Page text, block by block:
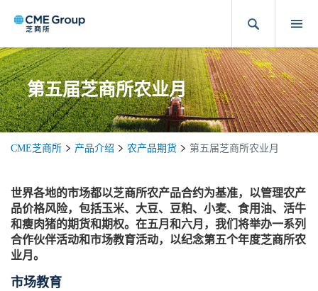
第五届芝商所农业月
CME芝商所 产品介绍 农产品期货 第五届芝商所农业月
世界各地的市场都以芝商所农产品合约为基准，以管理农产
品价格风险，包括玉米、大豆、豆粕、小麦、食用油、活牛
和瘦肉猪的期货和期权。在五月和六月，我们将举办一系列
合作伙伴活动和市场教育活动，以纪念第五个年度芝商所农
业月。
市场教育